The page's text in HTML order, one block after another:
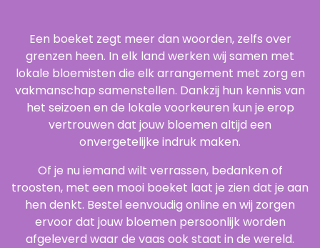
Een boeket zegt meer dan woorden, zelfs over
grenzen heen. In elk land werken wij samen met
lokale bloemisten die elk arrangement met zorg en
vakmanschap samenstellen. Dankzij hun kennis van
het seizoen en de lokale voorkeuren kun je erop
vertrouwen dat jouw bloemen altijd een
onvergetelijke indruk maken.
Of je nu iemand wilt verrassen, bedanken of
troosten, met een mooi boeket laat je zien dat je aan
hen denkt. Bestel eenvoudig online en wij zorgen
ervoor dat jouw bloemen persoonlijk worden
afgeleverd waar de vaas ook staat in de wereld.